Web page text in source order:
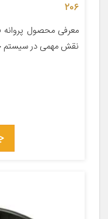
206
معرفی محصول پروانه
نقش مهمی در سیستم